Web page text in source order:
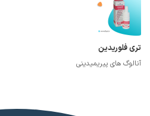
تری فلوریدین
آنالوگ های پیریمیدینی